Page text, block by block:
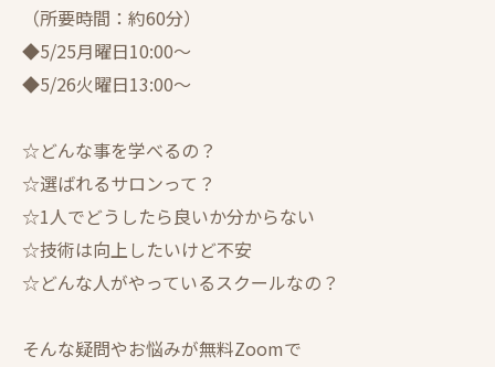
（所要時間：約60分）
◆5/25月曜日10:00～
◆5/26火曜日13:00～
☆どんな事を学べるの？
☆選ばれるサロンって？
☆1人でどうしたら良いか分からない
☆技術は向上したいけど不安
☆どんな人がやっているスクールなの？
そんな疑問やお悩みが無料Zoomで